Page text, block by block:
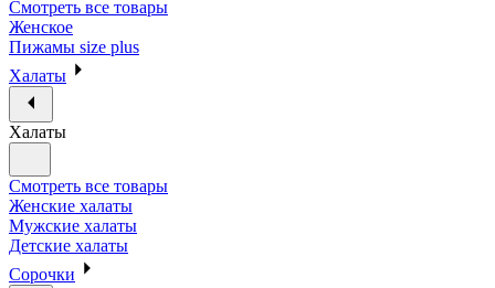
Смотреть все товары
Женское
Пижамы size plus
Халаты
Халаты
Смотреть все товары
Женские халаты
Мужские халаты
Детские халаты
Сорочки